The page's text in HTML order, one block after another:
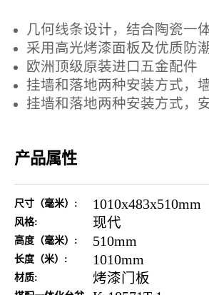
几何线条设计，结合陶瓷一
采用高光烤漆面板及优质防
欧洲顶级原装进口五金配件
挂墙和落地两种安装方式，
挂墙和落地两种安装方式，
产品属性
尺寸（毫米）: 1010x483x510mm
风格: 现代
高度（毫米）: 510mm
长度（米）: 1010mm
材质: 烤漆门板